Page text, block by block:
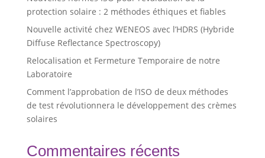
protection solaire : 2 méthodes éthiques et fiables
Nouvelle activité chez WENEOS avec l’HDRS (Hybride
Diffuse Reflectance Spectroscopy)
Relocalisation et Fermeture Temporaire de notre
Laboratoire
Comment l’approbation de l’ISO de deux méthodes
de test révolutionnera le développement des crèmes
solaires
Commentaires récents